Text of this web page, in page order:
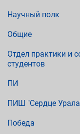
Научный полк
Общие
Отдел практики и
студентов
ПИ
ПИШ "Сердце
Победа